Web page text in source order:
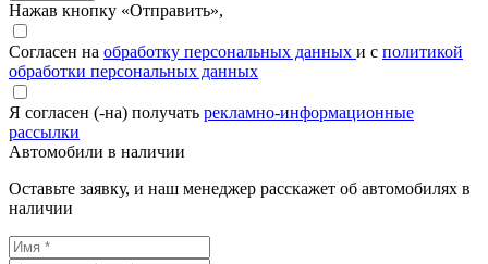
Нажав кнопку «Отправить»,
Согласен на обработку персональных данных и с политикой
обработки персональных данных
Я согласен (-на) получать рекламно-информационные
рассылки
Автомобили в наличии
Оставьте заявку, и наш менеджер расскажет об автомобилях в
наличии